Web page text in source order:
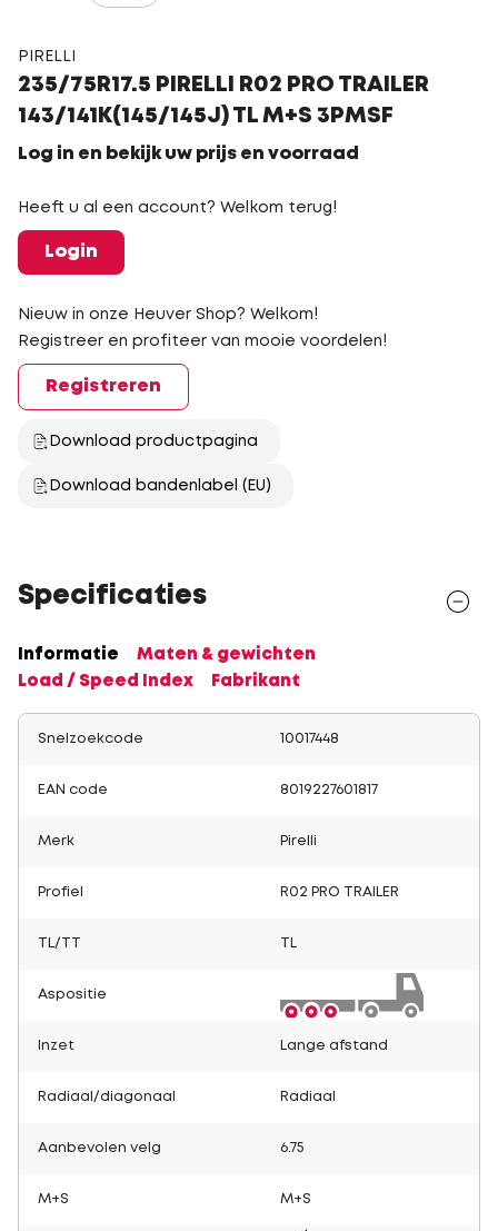
PIRELLI
235/75R17.5 PIRELLI R02 PRO TRAILER
143/141K(145/145J) TL M+S 3PMSF
Log in en bekijk uw prijs en voorraad
Heeft u al een account? Welkom terug!
Login
Nieuw in onze Heuver Shop? Welkom!
Registreer en profiteer van mooie voordelen!
Registreren
Download productpagina
Download bandenlabel (EU)
Specificaties
Informatie
Maten & gewichten
Load / Speed Index
Fabrikant
Snelzoekcode 10017448
EAN code 8019227601817
Merk Pirelli
Profiel R02 PRO TRAILER
TL/TT
Aspositie
Inzet Lange afstand
Radiaal/diagonaal Radiaal
Aanbevolen velg 6.75
M+S M+S